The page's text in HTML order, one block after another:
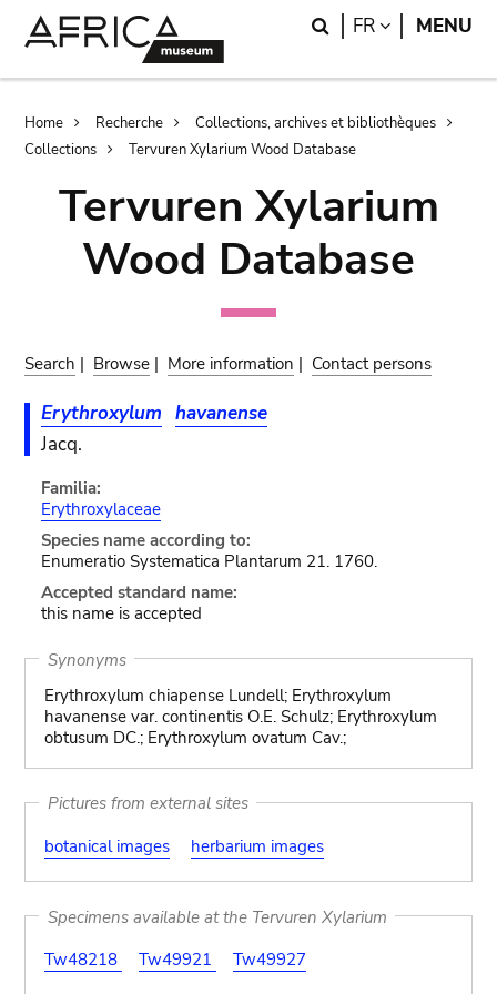
Search
FR LANGUAGE
MENU
Breadcrumb
Home Recherche
Collections, archives et bibliothèques
Collections
Tervuren Xylarium Wood Database
Tervuren Xylarium
Wood Database
Search | Browse | More information | Contact persons
Erythroxylum havanense
Jacq.
Familia:
Erythroxylaceae
Species name according to:
Enumeratio Systematica Plantarum 21. 1760.
Accepted standard name:
this name is accepted
Synonyms
Erythroxylum chiapense Lundell; Erythroxylum
havanense var. continentis O.E. Schulz; Erythroxylum
obtusum DC.; Erythroxylum ovatum Cav.;
Pictures from external sites
botanical images
herbarium images
Specimens available at the Tervuren Xylarium
Tw48218
Tw49921 Tw49927